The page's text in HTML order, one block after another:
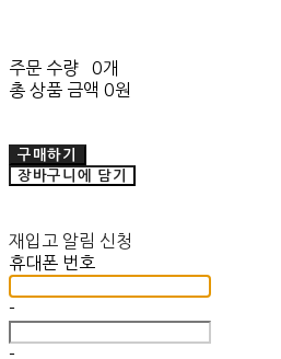
주문 수량
0개
총 상품 금액 0원
구매하기
장바구니에 담기
재입고 알림 신청
휴대폰 번호
-
-